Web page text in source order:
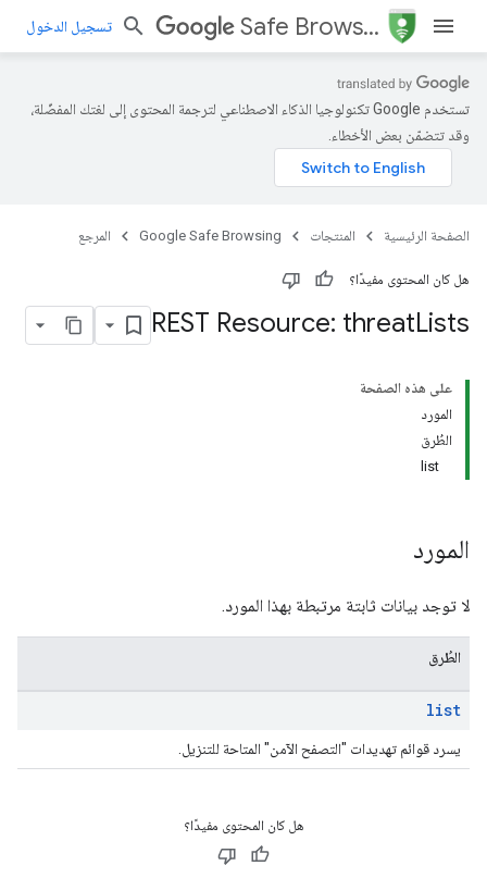
Safe Browsing تسجيل الدخول
تستخدم Google تكنولوجيا الذكاء الاصطناعي لترجمة المحتوى إلى لغتك المفضّلة،
وقد تتضمّن بعض الأخطاء.
الصفحة الرئيسية المنتجات Google Safe Browsing المرجع
هل كان المحتوى مفيدًا؟
REST Resource: threatLists
على هذه الصفحة
المورد
الطُرق
list
المورد
لا توجد بيانات ثابتة مرتبطة بهذا المورد.
الطُرق
list
يسرد قوائم تهديدات "التصفح الآمن" المتاحة للتنزيل.
هل كان المحتوى مفيدًا؟